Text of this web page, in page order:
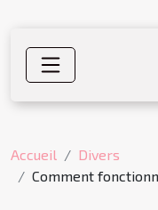
Accueil
Divers
Comment